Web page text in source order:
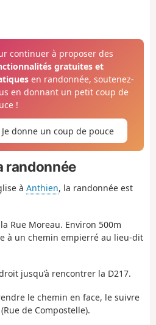
continuer à proposer des
gratuites et
en randonnée, soutenez-
en donnant un petit coup de
!
Je donne un coup de pouce
randonnée
à Anthien, la randonnée est
Rue Moreau. Environ 500m
à un chemin empierré au lieu-dit
jusqu’à rencontrer la D217.
le chemin en face, le suivre
de Compostelle).